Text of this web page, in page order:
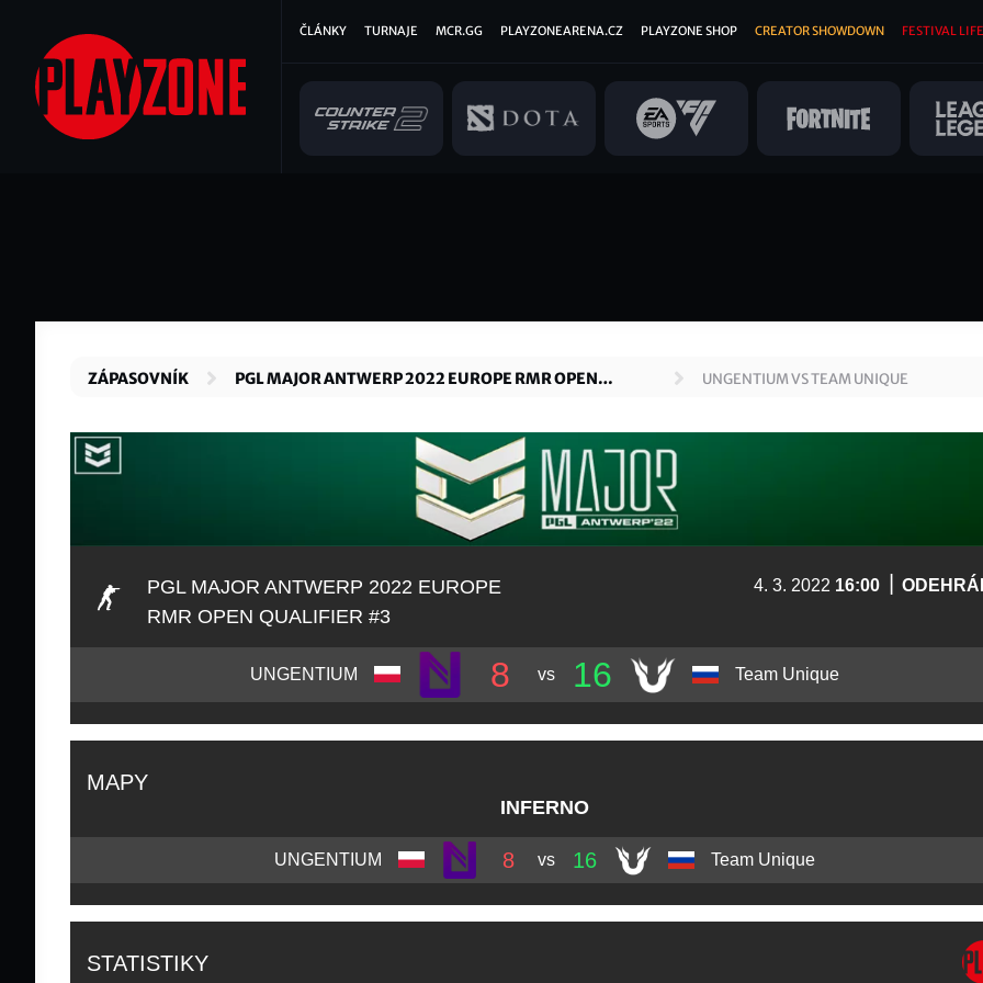
hlavnímu
obsahu
Hlavní
ČLÁNKY TURNAJE MCR.GG PLAYZONEARENA.CZ PLAYZONE SHOP CREATOR SHOWDOWN FESTIVAL
ZÁPASOVNÍK
PGL MAJOR ANTWERP 2022 EUROPE RMR OPEN
UNGENTIUM VS TEAM UNIQUE
PGL MAJOR ANTWERP 2022 EUROPE
RMR OPEN QUALIFIER #3
4. 3. 2022 16:00
UNGENTIUM 8 vs 16 Team Unique
MAPY
INFERNO
UNGENTIUM 8 vs 16 Team Unique
STATISTIKY